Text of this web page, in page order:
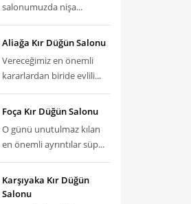
salonumuzda nişa...
Aliağa Kır Düğün Salonu
Vereceğimiz en önemli
kararlardan biride evlili...
Foça Kır Düğün Salonu
O günü unutulmaz kılan
en önemli ayrıntılar süp...
Karşıyaka Kır Düğün
Salonu